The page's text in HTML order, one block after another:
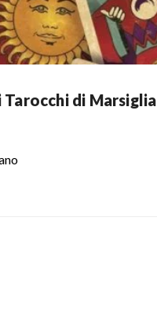
Tarocchi di Marsiglia